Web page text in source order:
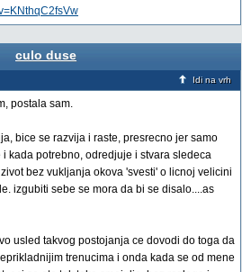
culo duse
Idi na vrh
postala sam.
bice se razvija i raste, presrecno jer samo
kada potrebno, odredjuje i stvara sledeca
bez vukljanja okova 'svesti' o licnoj velicini
izgubiti sebe se mora da bi se disalo....as
usled takvog postojanja ce dovodi do toga da
trenucima i onda kada se od mene